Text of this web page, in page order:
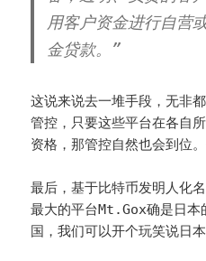
用客户资金进行自营
金贷款。”
这说来说去一堆手段，无非
管控，只要这些平台在各自
资格，那管控自然也会到位
最后，基于比特币发明人化
最大的平台Mt.Gox确是日本
国，我们可以开个玩笑说日